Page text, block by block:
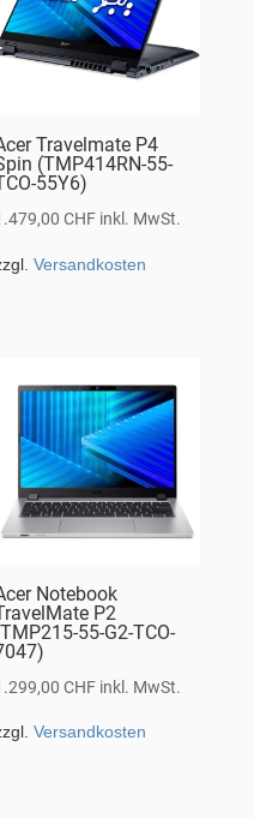
Travelmate P4
(TMP414RN-55-
55Y6)
CHF inkl. MwSt.
Versandkosten
Notebook
P2
55-G2-TCO-
CHF inkl. MwSt.
Versandkosten